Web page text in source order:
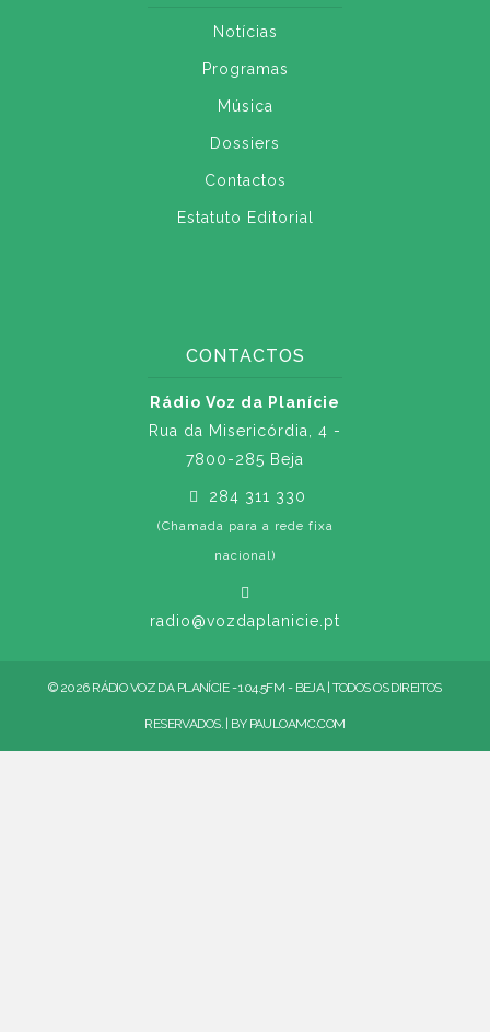
Notícias
Programas
Música
Dossiers
Contactos
Estatuto Editorial
CONTACTOS
Rádio Voz da Planície
Rua da Misericórdia, 4 -
7800-285 Beja
284 311 330
(Chamada para a rede fixa
nacional)
radio@vozdaplanicie.pt
© 2026 RÁDIO VOZ DA PLANÍCIE - 104.5FM - BEJA | TODOS OS DIREITOS
RESERVADOS. | BY PAULOAMC.COM